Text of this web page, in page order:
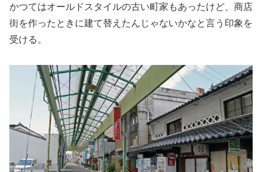
かつてはオールドスタイルの古い町家もあったけど、商店
街を作ったときに建て替えたんじゃないかなと言う印象を
受ける。